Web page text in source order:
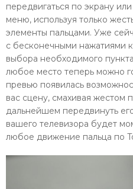
передвигаться по экрану
меню, используя только
элементы пальцами. Уже
с бесконечными нажатиями
выбора необходимого
любое место теперь можно
превью появилась
вас сцену, смахивая жестом
дальнейшем передвинуть
вашего телевизора будет
любое движение пальца по